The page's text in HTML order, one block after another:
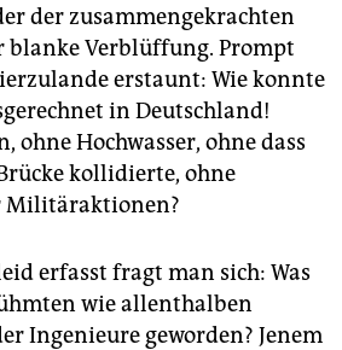
der zusammengekrachten
blanke Verblüffung. Prompt
erstaunt: Wie konnte
in Deutschland!
ohne Hochwasser, ohne dass
kollidierte, ohne
Militäraktionen?
erfasst fragt man sich: Was
wie allenthalben
Ingenieure geworden? Jenem